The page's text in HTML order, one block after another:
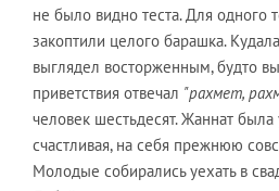
не было видно теста. Для одного
закоптили целого барашка.
выглядел восторженным, будто
приветствия отвечал "рахмет,
человек шестьдесят. Жаннат
счастливая, на себя прежнюю
Молодые собирались уехать в